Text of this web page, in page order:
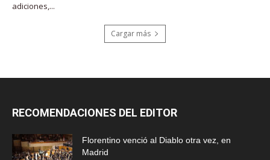
adiciones,...
Cargar más
RECOMENDACIONES DEL EDITOR
Florentino venció al Diablo otra vez, en
Madrid